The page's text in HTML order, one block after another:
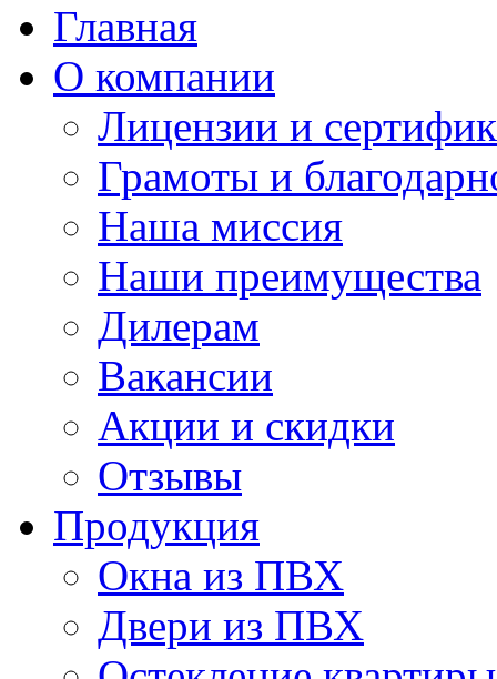
Главная
О компании
Лицензии и
Грамоты и
Наша миссия
Наши преимущества
Дилерам
Вакансии
Акции и скидки
Отзывы
Продукция
Окна из ПВХ
Двери из ПВХ